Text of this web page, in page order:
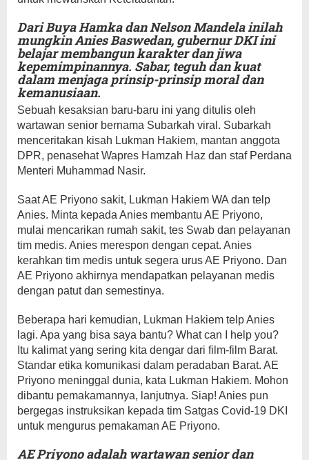
Dari Buya Hamka dan Nelson Mandela inilah
mungkin Anies Baswedan, gubernur DKI ini
belajar membangun karakter dan jiwa
kepemimpinannya. Sabar, teguh dan kuat
dalam menjaga prinsip-prinsip moral dan
kemanusiaan.
Sebuah kesaksian baru-baru ini yang ditulis oleh
wartawan senior bernama Subarkah viral. Subarkah
menceritakan kisah Lukman Hakiem, mantan anggota
DPR, penasehat Wapres Hamzah Haz dan staf Perdana
Menteri Muhammad Nasir.
Saat AE Priyono sakit, Lukman Hakiem WA dan telp
Anies. Minta kepada Anies membantu AE Priyono,
mulai mencarikan rumah sakit, tes Swab dan pelayanan
tim medis. Anies merespon dengan cepat. Anies
kerahkan tim medis untuk segera urus AE Priyono. Dan
AE Priyono akhirnya mendapatkan pelayanan medis
dengan patut dan semestinya.
Beberapa hari kemudian, Lukman Hakiem telp Anies
lagi. Apa yang bisa saya bantu? What can I help you?
Itu kalimat yang sering kita dengar dari film-film Barat.
Standar etika komunikasi dalam peradaban Barat. AE
Priyono meninggal dunia, kata Lukman Hakiem. Mohon
dibantu pemakamannya, lanjutnya. Siap! Anies pun
bergegas instruksikan kepada tim Satgas Covid-19 DKI
untuk mengurus pemakaman AE Priyono.
AE Priyono adalah wartawan senior dan